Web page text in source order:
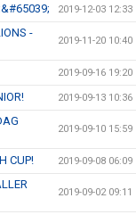
2019-12-03 12:33
-
2019-11-20 10:40
2019-09-16 19:20
2019-09-13 10:36
2019-09-10 15:59
CUP! 2019-09-08 06:09
2019-09-02 09:11